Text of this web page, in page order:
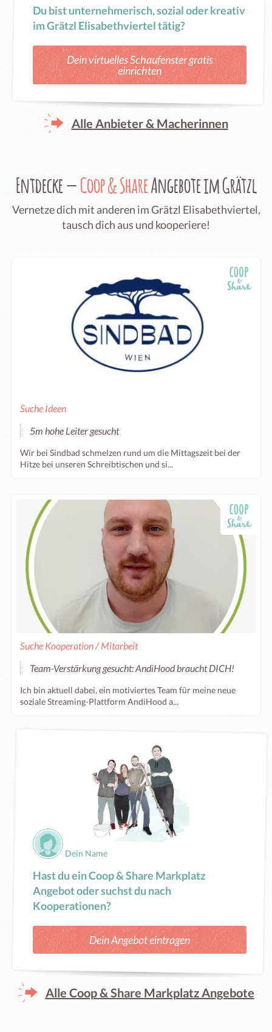
Du bist unternehmerisch, sozial oder kreativ
im Grätzl Elisabethviertel tätig?
Dein virtuelles Schaufenster gratis
einrichten
Alle Anbieter & Macherinnen
Entdecke —Coop & ShareAngebote im Grätzl
Vernetze dich mit anderen im Grätzl Elisabethviertel,
tausch dich aus und kooperiere!
Suche Ideen
5m hohe Leiter gesucht
Wir bei Sindbad schmelzen rund um die Mittagszeit bei der
Hitze bei unseren Schreibtischen und si...
Suche Kooperation / Mitarbeit
Team-Verstärkung gesucht: AndiHood braucht DICH!
Ich bin aktuell dabei, ein motiviertes Team für meine neue
soziale Streaming-Plattform AndiHood a...
Dein Name
Hast du ein Coop & Share Markplatz
Angebot oder suchst du nach
Kooperationen?
Dein Angebot eintragen
Alle Coop & Share Markplatz Angebote